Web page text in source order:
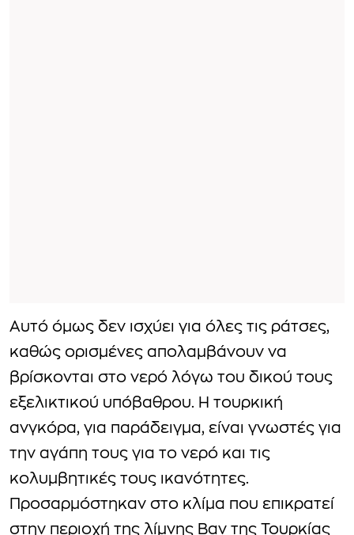
Αυτό όμως δεν ισχύει για όλες τις ράτσες,
καθώς ορισμένες απολαμβάνουν να
βρίσκονται στο νερό λόγω του δικού τους
εξελικτικού υπόβαθρου. Η τουρκική
ανγκόρα, για παράδειγμα, είναι γνωστές για
την αγάπη τους για το νερό και τις
κολυμβητικές τους ικανότητες.
Προσαρμόστηκαν στο κλίμα που επικρατεί
στην περιοχή της λίμνης Βαν της Τουρκίας